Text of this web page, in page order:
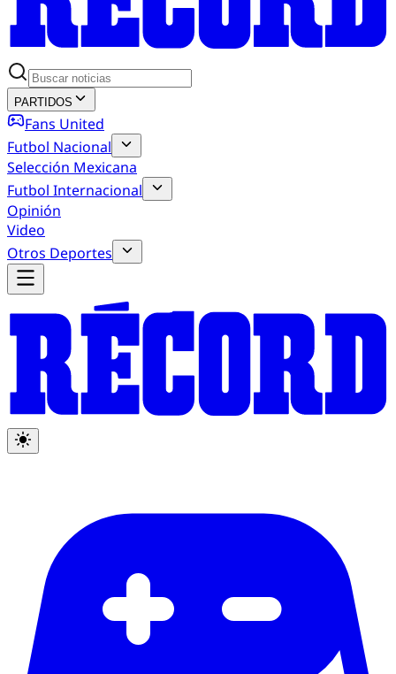
PARTIDOS
Fans United
Futbol Nacional
Selección Mexicana
Futbol Internacional
Opinión
Video
Otros Deportes